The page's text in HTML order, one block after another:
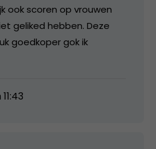
ook scoren op vrouwen
geliked hebben. Deze
goedkoper gok ik